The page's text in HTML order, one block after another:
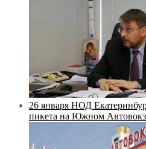
26 января НОД
пикета на Южном